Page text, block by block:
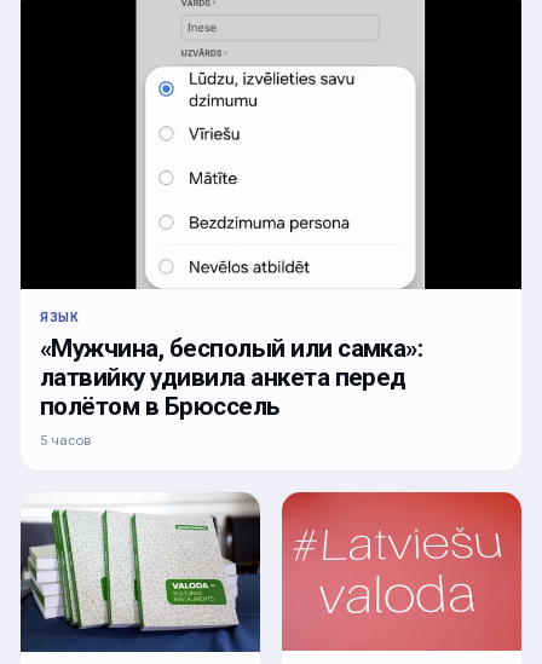
ЯЗЫК
«Мужчина, бесполый или самка»:
латвийку удивила анкета перед
полётом в Брюссель
5 часов